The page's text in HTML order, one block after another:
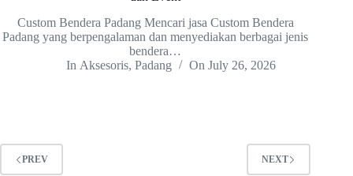
Custom Bendera Padang Mencari jasa Custom Bendera
Padang yang berpengalaman dan menyediakan berbagai jenis
bendera…
In Aksesoris,Padang On July 26, 2026
PREV NEXT